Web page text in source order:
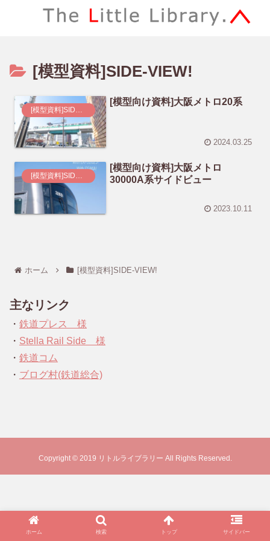
[模型資料]SIDE-VIEW!
[模型資料]SIDE-VIEW!
[模型向け資料]大阪メトロ20系
2024.03.25
[模型資料]SIDE-VIEW!
[模型向け資料]大阪メトロ
30000A系サイドビュー
2023.10.11
ホーム [模型資料]SIDE-VIEW!
主なリンク
・ 鉄道プレス 様
・ Stella Rail Side 様
・ 鉄道コム
・ ブログ村(鉄道総合)
Copyright © 2019 リトルライブラリー All Rights Reserved.
ホーム 検索 トップ サイドバー